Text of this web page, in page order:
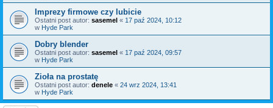
Imprezy firmowe czy lubicie
Ostatni post autor: sasemel « 17 paź 2024, 10:12
w Hyde Park
Dobry blender
Ostatni post autor: sasemel « 17 paź 2024, 09:57
w Hyde Park
Zioła na prostatę
Ostatni post autor: denele « 24 wrz 2024, 13:41
w Hyde Park